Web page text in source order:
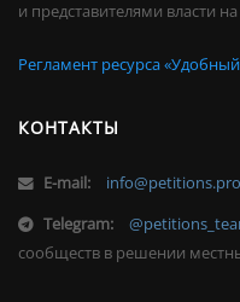
и представителями власти
Регламент ресурса
КОНТАКТЫ
E-mail:
info@petitions.pro
Telegram:
сообществ в решении